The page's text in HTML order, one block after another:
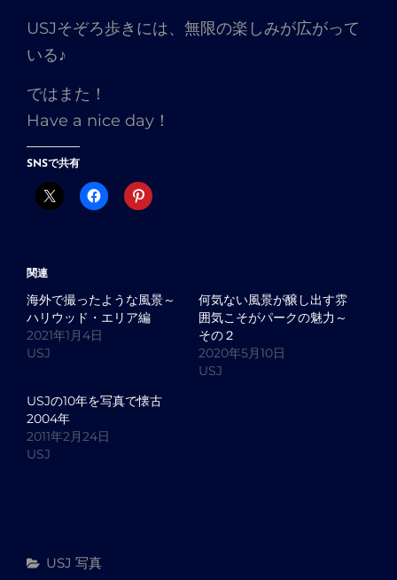
USJそぞろ歩きには、無限の楽しみが広がって
いる♪
ではまた！
Have a nice day！
SNSで共有
関連
海外で撮ったような風景～
ハリウッド・エリア編
2021年1月4日
USJ
何気ない風景が醸し出す雰
囲気こそがパークの魅力～
その２
2020年5月10日
USJ
USJの10年を写真で懐古
2004年
2011年2月24日
USJ
カ
USJ 写真